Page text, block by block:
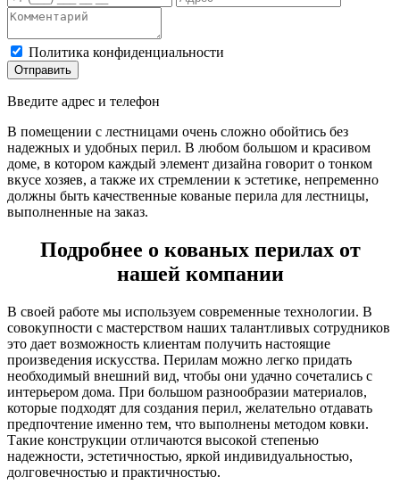
Политика конфиденциальности
Отправить
Введите адрес и телефон
В помещении с лестницами очень сложно обойтись без
надежных и удобных перил. В любом большом и красивом
доме, в котором каждый элемент дизайна говорит о тонком
вкусе хозяев, а также их стремлении к эстетике, непременно
должны быть качественные кованые перила для лестницы,
выполненные на заказ.
Подробнее о кованых перилах от
нашей компании
В своей работе мы используем современные технологии. В
совокупности с мастерством наших талантливых сотрудников
это дает возможность клиентам получить настоящие
произведения искусства. Перилам можно легко придать
необходимый внешний вид, чтобы они удачно сочетались с
интерьером дома. При большом разнообразии материалов,
которые подходят для создания перил, желательно отдавать
предпочтение именно тем, что выполнены методом ковки.
Такие конструкции отличаются высокой степенью
надежности, эстетичностью, яркой индивидуальностью,
долговечностью и практичностью.